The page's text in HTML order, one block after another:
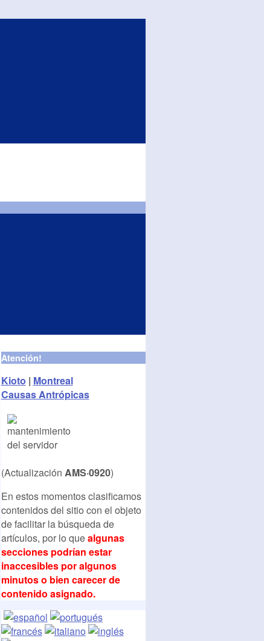
Atención!
Kioto | Montreal
Causas Antrópicas
(Actualización AMS·0920)
En estos momentos clasificamos
contenidos del sitio con el objeto
de facilitar la búsqueda de
artículos, por lo quealgunas
secciones podrían estar
inaccesibles por algunos
minutos o bien carecer de
contenido asignado.